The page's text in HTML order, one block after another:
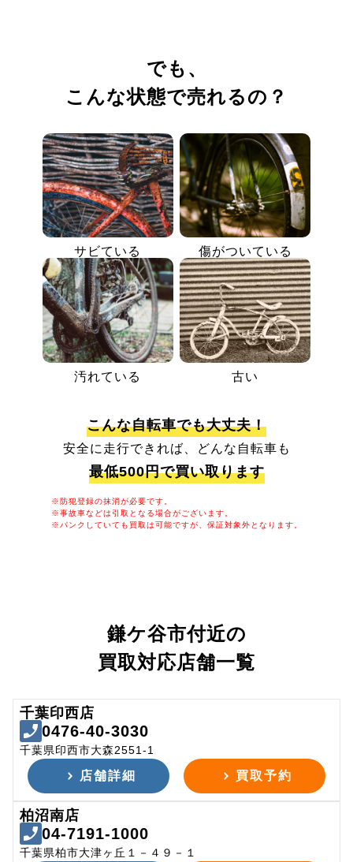
でも、
こんな状態で売れるの？
サビている 傷がついている
汚れている 古い
こんな自転車でも大丈夫！
安全に走行できれば、どんな自転車も
最低500円で買い取ります
※防犯登録の抹消が必要です。
※事故車などは引取となる場合がございます。
※パンクしていても買取は可能ですが、保証対象外となります。
鎌ケ谷市付近の
買取対応店舗一覧
千葉印西店
0476-40-3030
千葉県印西市大森2551-1
店舗詳細 買取予約
柏沼南店
04-7191-1000
千葉県柏市大津ヶ丘１－４９－１